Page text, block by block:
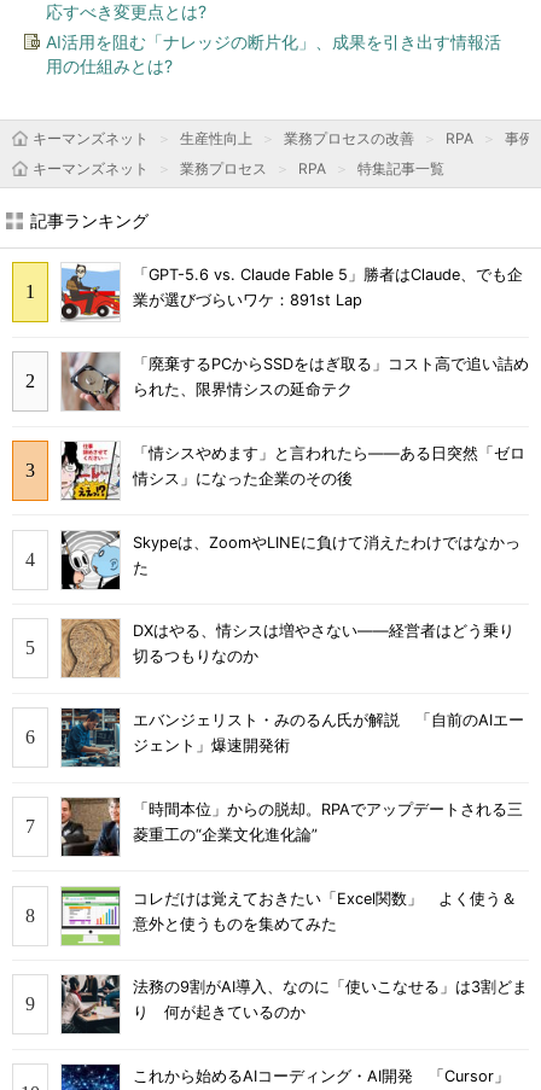
応すべき変更点とは?
AI活用を阻む「ナレッジの断片化」、成果を引き出す情報活
用の仕組みとは?
キーマンズネット 生産性向上 業務プロセスの改善 RPA
事例
キーマンズネット
業務プロセス RPA 特集記事一覧
記事ランキング
「GPT-5.6 vs. Claude Fable 5」勝者はClaude、でも企
業が選びづらいワケ：891st Lap
「廃棄するPCからSSDをはぎ取る」コスト高で追い詰め
られた、限界情シスの延命テク
「情シスやめます」と言われたら――ある日突然「ゼロ
情シス」になった企業のその後
Skypeは、ZoomやLINEに負けて消えたわけではなかっ
た
DXはやる、情シスは増やさない――経営者はどう乗り
切るつもりなのか
エバンジェリスト・みのるん氏が解説 「自前のAIエー
ジェント」爆速開発術
「時間本位」からの脱却。RPAでアップデートされる三
菱重工の“企業文化進化論”
コレだけは覚えておきたい「Excel関数」 よく使う＆
意外と使うものを集めてみた
法務の9割がAI導入、なのに「使いこなせる」は3割どま
り 何が起きているのか
これから始めるAIコーディング・AI開発 「Cursor」